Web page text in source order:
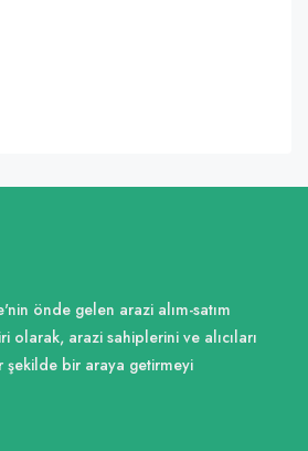
önde gelen arazi alım-satım
olarak, arazi sahiplerini ve alıcıları
şekilde bir araya getirmeyi